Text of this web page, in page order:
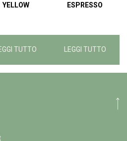
YELLOW
TUTTO
ESPRESSO
LEGGI TUTTO